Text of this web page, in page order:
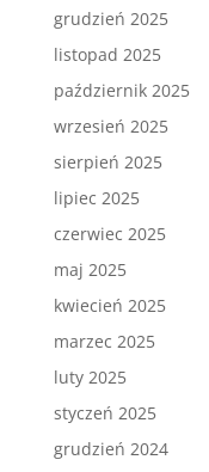
grudzień 2025
listopad 2025
październik 2025
wrzesień 2025
sierpień 2025
lipiec 2025
czerwiec 2025
maj 2025
kwiecień 2025
marzec 2025
luty 2025
styczeń 2025
grudzień 2024